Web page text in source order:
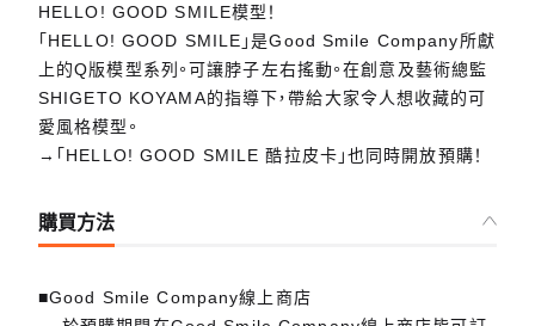
HELLO! GOOD SMILE模型！
「HELLO! GOOD SMILE」是Good Smile Company所獻
上的Q版模型系列。可讓脖子左右搖動。在創意及藝術總監
SHIGETO KOYAMA的指導下，帶給大家令人想收藏的可
愛風格模型。
→「HELLO! GOOD SMILE 酷拉皮卡」也同時開放預購！
購買方法
■Good Smile Company線上商店